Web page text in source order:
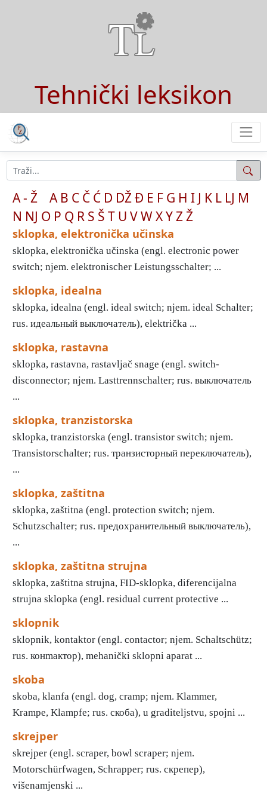
Tehnički leksikon
A - Ž A B C Č Ć D DŽĐ E F G H I J K L LJ M
N NJ O P Q R S Š T U VWXYZŽ
sklopka, elektronička učinska
sklopka, elektronička učinska (engl. electronic power
switch; njem. elektronischer Leistungsschalter; ...
sklopka, idealna
sklopka, idealna (engl. ideal switch; njem. ideal Schalter;
rus. идеальный выключатель), električka ...
sklopka, rastavna
sklopka, rastavna, rastavljač snage (engl. switch-
disconnector; njem. Lasttrennschalter; rus. выключатель
...
sklopka, tranzistorska
sklopka, tranzistorska (engl. transistor switch; njem.
Transistorschalter; rus. транзисторный переключатель),
...
sklopka, zaštitna
sklopka, zaštitna (engl. protection switch; njem.
Schutzschalter; rus. предохранительный выключатель),
...
sklopka, zaštitna strujna
sklopka, zaštitna strujna, FID-sklopka, diferencijalna
strujna sklopka (engl. residual current protective ...
sklopnik
sklopnik, kontaktor (engl. contactor; njem. Schaltschütz;
rus. конmактор), mehanički sklopni aparat ...
skoba
skoba, klanfa (engl. dog, cramp; njem. Klammer,
Krampe, Klampfe; rus. скоба), u graditeljstvu, spojni ...
skrejper
skrejper (engl. scraper, bowl scraper; njem.
Motorschürfwagen, Schrapper; rus. скрепер),
višenamjenski ...